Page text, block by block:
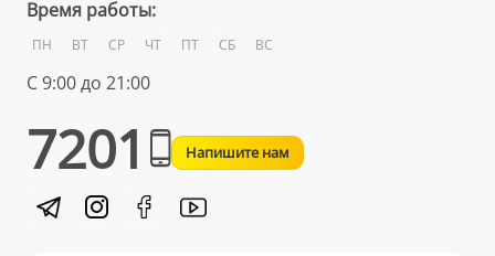
Время работы:
ПН ВТ СР ЧТ ПТ СБ ВС
С 9:00 до 21:00
7201 Напишите нам